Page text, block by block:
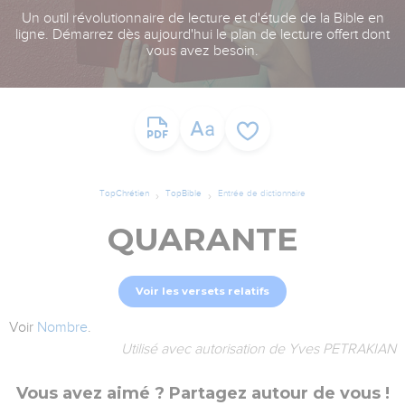
Un outil révolutionnaire de lecture et d'étude de la Bible en
ligne. Démarrez dès aujourd'hui le plan de lecture offert dont
vous avez besoin.
TopChrétien TopBible Entrée de dictionnaire
QUARANTE
Voir les versets relatifs
Voir Nombre.
Utilisé avec autorisation de Yves PETRAKIAN
Vous avez aimé ? Partagez autour de vous !